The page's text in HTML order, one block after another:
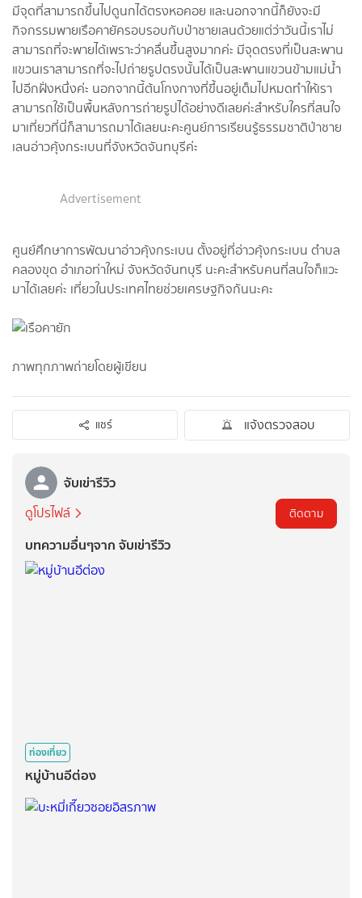
มีจุดที่สามารถขึ้นไปดูนกได้ตรงหอคอย และนอกจากนี้ก็ยังจะมี
กิจกรรมพายเรือคายัครอบรอบกับป่าชายเลนด้วยแต่ว่าวันนี้เราไม่
สามารถที่จะพายได้เพราะว่าคลื่นขึ้นสูงมากค่ะ มีจุดตรงที่เป็นสะพาน
แขวนเราสามารถที่จะไปถ่ายรูปตรงนั้นได้เป็นสะพานแขวนข้ามแม่น้ำ
ไปอีกฝั่งหนึ่งค่ะ นอกจากนี้ต้นโกงกางที่ขึ้นอยู่เต็มไปหมดทำให้เรา
สามารถใช้เป็นพื้นหลังการถ่ายรูปได้อย่างดีเลยค่ะสำหรับใครที่สนใจ
มาเที่ยวที่นี่ก็สามารถมาได้เลยนะคะศูนย์การเรียนรู้ธรรมชาติป่าชาย
เลนอ่าวคุ้งกระเบนที่จังหวัดจันทบุรีค่ะ
Advertisement
ศูนย์ศึกษาการพัฒนาอ่าวคุ้งกระเบน ตั้งอยู่ที่อ่าวคุ้งกระเบน ตำบล
คลองขุด อำเภอท่าใหม่ จังหวัดจันทบุรี นะคะสำหรับคนที่สนใจก็แวะ
มาได้เลยค่ะ เที่ยวในประเทศไทยช่วยเศรษฐกิจกันนะคะ
ภาพทุกภาพถ่ายโดยผู้เขียน
แชร์ แจ้งตรวจสอบ
จับเข่ารีวิว
ดูโปรไฟล์ ติดตาม
บทความอื่นๆจาก จับเข่ารีวิว
ท่องเที่ยว
หมู่บ้านอีต่อง